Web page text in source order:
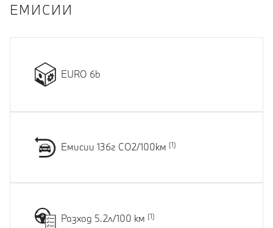
EМИСИИ
EURO 6b
Емисии 136г CO2/100км
Разход 5.2л/100 км